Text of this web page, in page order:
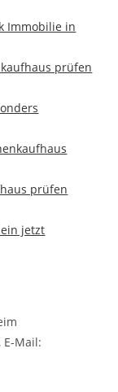
Immobilie in
prüfen
prüfen
jetzt
E-Mail: